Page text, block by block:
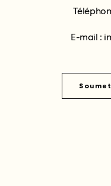
E-mail :